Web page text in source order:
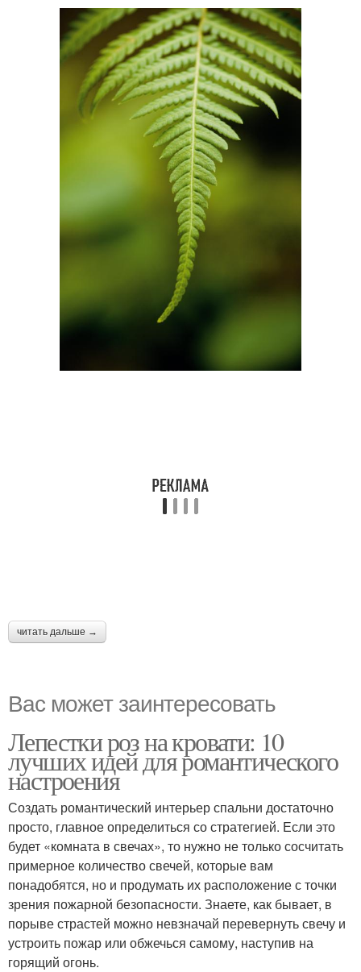
читать дальше →
Вас может заинтересовать
Лепестки роз на кровати: 10
лучших идей для романтического
настроения
Создать романтический интерьер спальни достаточно
просто, главное определиться со стратегией. Если это
будет «комната в свечах», то нужно не только сосчитать
примерное количество свечей, которые вам
понадобятся, но и продумать их расположение с точки
зрения пожарной безопасности. Знаете, как бывает, в
порыве страстей можно невзначай перевернуть свечу и
устроить пожар или обжечься самому, наступив на
горящий огонь.